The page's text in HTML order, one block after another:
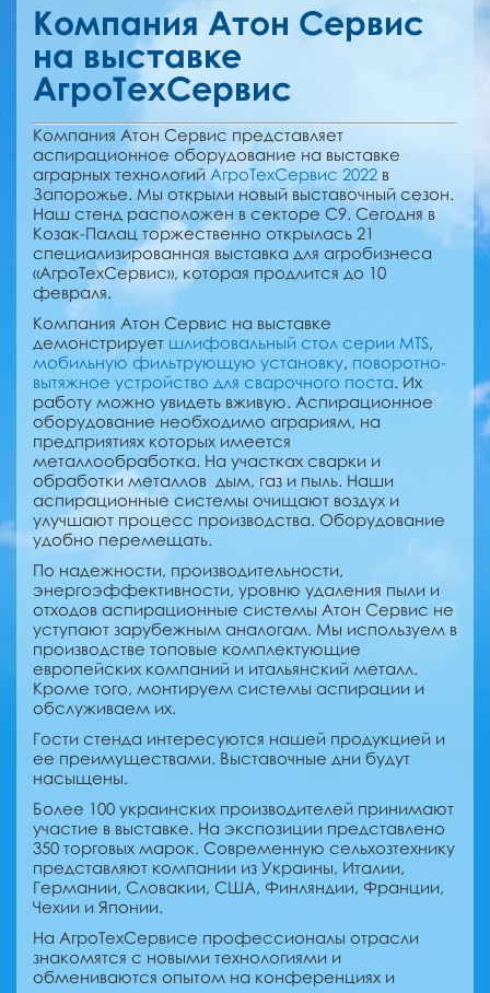
Компания Атон Сервис
на выставке
АгроТехСервис
Компания Атон Сервис представляет
аспирационное оборудование на выставке
аграрных технологий АгроТехСервис 2022 в
Запорожье. Мы открыли новый выставочный сезон.
Наш стенд расположен в секторе С9. Сегодня в
Козак-Палац торжественно открылась 21
специализированная выставка для агробизнеса
«АгроТехСервис», которая продлится до 10
февраля.
Компания Атон Сервис на выставке
демонстрирует шлифовальный стол серии MTS,
мобильную фильтрующую установку, поворотно-
вытяжное устройство для сварочного поста. Их
работу можно увидеть вживую. Аспирационное
оборудование необходимо аграриям, на
предприятиях которых имеется
металлообработка. На участках сварки и
обработки металлов дым, газ и пыль. Наши
аспирационные системы очищают воздух и
улучшают процесс производства. Оборудование
удобно перемещать.
По надежности, производительности,
энергоэффективности, уровню удаления пыли и
отходов аспирационные системы Атон Сервис не
уступают зарубежным аналогам. Мы используем в
производстве топовые комплектующие
европейских компаний и итальянский металл.
Кроме того, монтируем системы аспирации и
обслуживаем их.
Гости стенда интересуются нашей продукцией и
ее преимуществами. Выставочные дни будут
насыщены.
Более 100 украинских производителей принимают
участие в выставке. На экспозиции представлено
350 торговых марок. Современную сельхозтехнику
представляют компании из Украины, Италии,
Германии, Словакии, США, Финляндии, Франции,
Чехии и Японии.
На АгроТехСервисе профессионалы отрасли
знакомятся с новыми технологиями и
обмениваются опытом на конференциях и